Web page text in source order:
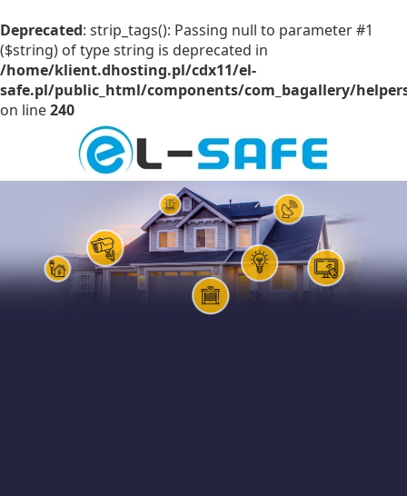
Deprecated: strip_tags(): Passing null to parameter #1
($string) of type string is deprecated in
/home/klient.dhosting.pl/cdx11/el-
safe.pl/public_html/components/com_bagallery/
on line240